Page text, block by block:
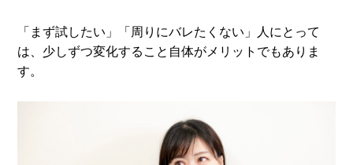
「まず試したい」「周りにバレたくない」人にとって
は、少しずつ変化すること自体がメリットでもありま
す。